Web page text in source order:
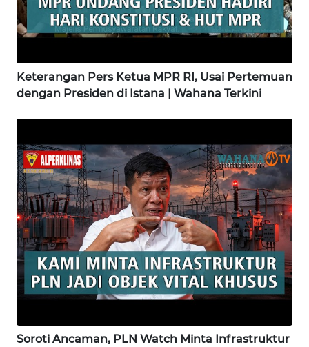
Keterangan Pers Ketua MPR RI, Usai Pertemuan
dengan Presiden di Istana | Wahana Terkini
Soroti Ancaman, PLN Watch Minta Infrastruktur
WN
WN
WN
SIMALUNGUN
WN
LABUHANBATU
WN
TAPANULI
TENGAH
SERDANG